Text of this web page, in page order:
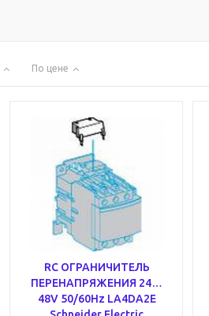
По цене
RC ОГРАНИЧИТЕЛЬ
ПЕРЕНАПРЯЖЕНИЯ 24…
48V 50/60Hz LA4DA2E